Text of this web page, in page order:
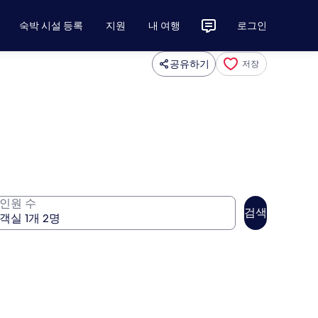
숙박 시설 등록 지원 내 여행 로그인
공유하기 저장
원 수
검색